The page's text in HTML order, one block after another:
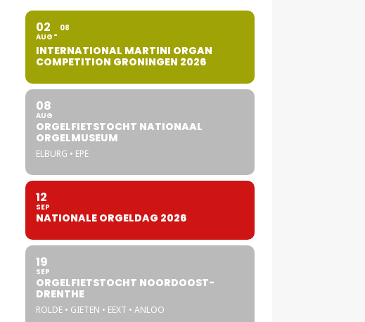
02
AUG
08
INTERNATIONAL MARTINI ORGAN
COMPETITION GRONINGEN 2026
08
AUG
ORGELFIETSTOCHT NATIONAAL
ORGELMUSEUM
ELBURG • EPE
12
SEP
NATIONALE ORGELDAG 2026
19
SEP
ORGELFIETSTOCHT NOORDOOST-
DRENTHE
ROLDE • GIETEN • EEXT • ANLOO